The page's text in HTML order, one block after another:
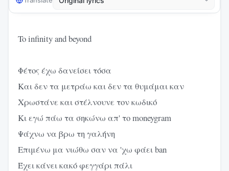
To infinity and beyond
Φέτος έχω δανείσει τόσα
Και δεν τα μετράω και δεν τα θυμάμαι καν
Χρωστάνε και στέλνουνε τον κωδικό
Κι εγώ πάω τα σηκώνω απ' το moneygram
Ψάχνω να βρω τη γαλήνη
Επιμένω μα νιώθω σαν να 'χω φάει ban
Έχει κάνει κακό φεγγάρι πάλι